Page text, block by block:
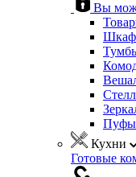
Вы
Пуфы
Кухни
Готовые